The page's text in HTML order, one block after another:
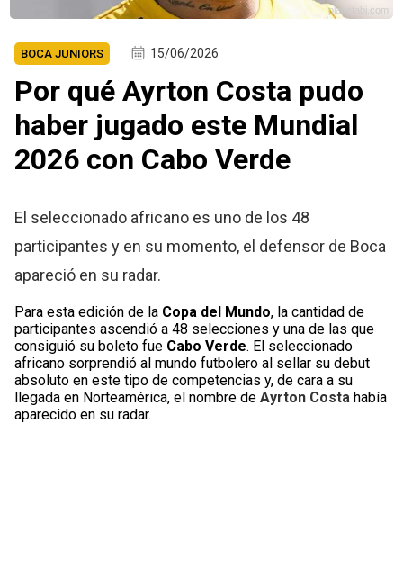
planetabj.com
BOCA JUNIORS 15/06/2026
Por qué Ayrton Costa pudo
haber jugado este Mundial
2026 con Cabo Verde
El seleccionado africano es uno de los 48
participantes y en su momento, el defensor de Boca
apareció en su radar.
Para esta edición de la Copa del Mundo, la cantidad de
participantes ascendió a 48 selecciones y una de las que
consiguió su boleto fue Cabo Verde. El seleccionado
africano sorprendió al mundo futbolero al sellar su debut
absoluto en este tipo de competencias y, de cara a su
llegada en Norteamérica, el nombre deAyrton Costa había
aparecido en su radar.